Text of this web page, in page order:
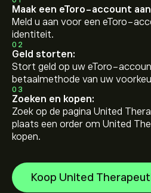
Maak een eToro-account
Meld u aan voor een eToro-
identiteit.
02
Geld storten:
Stort geld op uw eToro-
betaalmethode van uw
03
Zoeken en kopen:
Zoek op de pagina United
plaats een order om United
kopen.
Koop United